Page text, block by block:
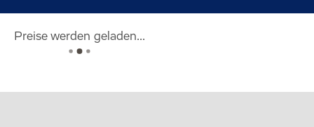
Preise werden geladen...